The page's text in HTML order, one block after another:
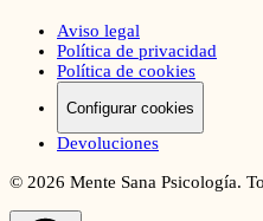
Aviso legal
Política de privacidad
Política de cookies
Configurar cookies
Devoluciones
© 2026 Mente Sana Psicología.